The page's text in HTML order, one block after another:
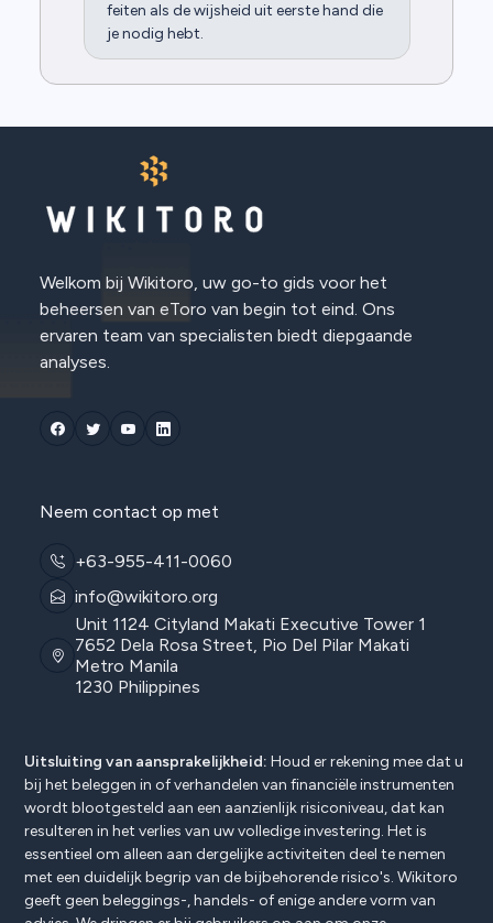
feiten als de wijsheid uit eerste hand die
je nodig hebt.
Welkom bij Wikitoro, uw go-to gids voor het
beheersen van eToro van begin tot eind. Ons
ervaren team van specialisten biedt diepgaande
analyses.
Neem contact op met
+63-955-411-0060
info@wikitoro.org
Unit 1124 Cityland Makati Executive Tower 1
7652 Dela Rosa Street, Pio Del Pilar Makati
Metro Manila
1230 Philippines
Uitsluiting van aansprakelijkheid: Houd er rekening mee dat u
bij het beleggen in of verhandelen van financiële instrumenten
wordt blootgesteld aan een aanzienlijk risiconiveau, dat kan
resulteren in het verlies van uw volledige investering. Het is
essentieel om alleen aan dergelijke activiteiten deel te nemen
met een duidelijk begrip van de bijbehorende risico's. Wikitoro
geeft geen beleggings-, handels- of enige andere vorm van